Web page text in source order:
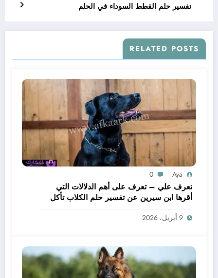
تفسير حلم القطط السوداء في الحلم
RELATED POSTS
Aya
0
تعرف علي – تعرف على أهم الدلالات التي
أقرها ابن سيرين عن تفسير حلم الكلاب تأكل
لحم – بالتفصيل
9 أبريل، 2026